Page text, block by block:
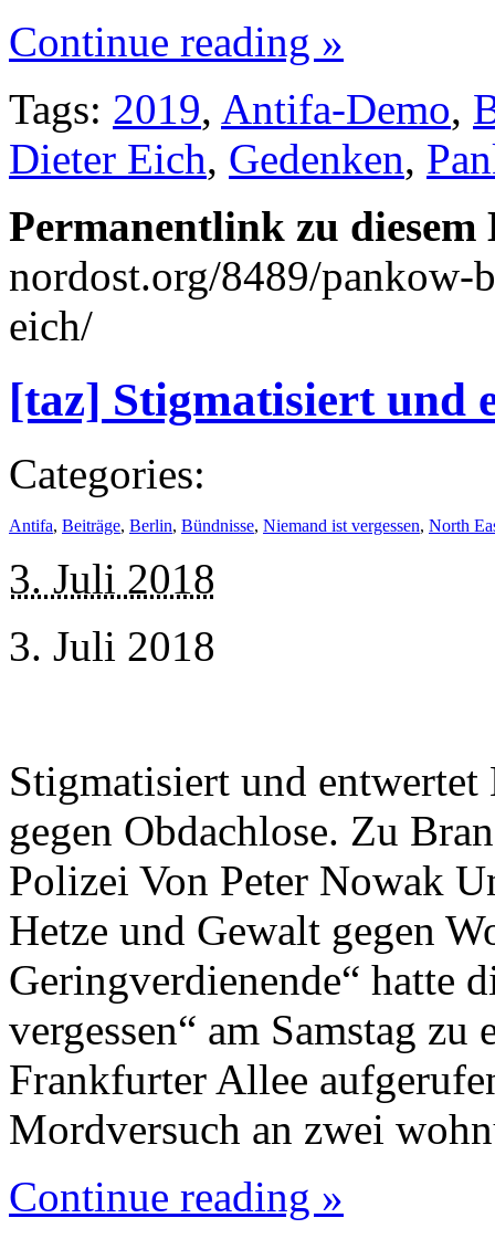
Continue reading »
Tags: 2019, Antifa-Demo,
Dieter Eich, Gedenken,
Permanentlink zu
nordost.org/8489/pankow-
eich/
[taz] Stigmatisiert und
Categories:
Antifa, Beiträge, Berlin, Bündnisse, Niemand ist vergessen, North
3. Juli 2018
3. Juli 2018
Stigmatisiert und
gegen Obdachlose. Zu
Polizei Von Peter Nowak
Hetze und Gewalt gegen
Geringverdienende“ hatte
vergessen“ am Samstag
Frankfurter Allee
Mordversuch an zwei
Continue reading »